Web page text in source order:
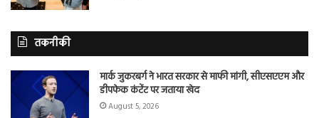
तकनीकी
मार्क जुकरबर्ग ने भारत सरकार से माफी मांगी, सीएसएएम और
डीपफेक कंटेंट पर जताया खेद
August 5, 2026